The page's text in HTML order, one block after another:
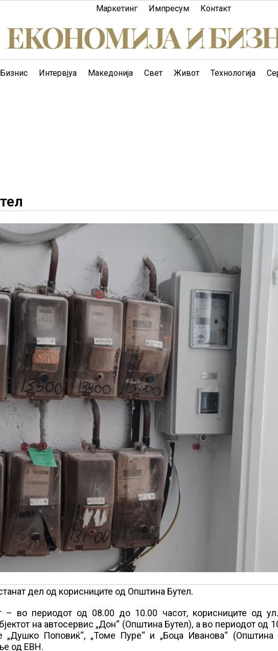
Маркетинг Импресум Контакт
Бизнис Интервјуа Македонија Свет Живот Технологија
дел од корисниците од Општина Бутел.
– во периодот од 08.00 до 10.00 часот, корисниците од
на автосервис „Дон“ (Општина Бутел), а во периодот од
„Душко Поповиќ“, „Томе Пуре“ и „Боца Иванова“ (Општина
од ЕВН.